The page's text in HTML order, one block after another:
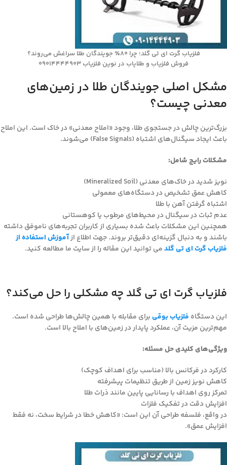
فلزیاب گرت ای تی گلد؛ چرا ۸۰٪ جویندگان طلا سراغش می‌روند؟
فروش فلزیاب و طلایاب در نوین فلزیاب 09014444903
مشکل اصلی جویندگان طلا در زمین‌های
معدنی چیست؟
بزرگ‌ترین چالش در جستجوی طلا، وجود «املاح معدنی» در خاک است. این املاح
باعث ایجاد سیگنال‌های اشتباه (False Signals) می‌شوند.
مشکلات رایج شامل:
نویز شدید در خاک‌های معدنی (Mineralized Soil)
کاهش عمق تشخیص در دستگاه‌های معمولی
اشتباه گرفتن آهن با طلا
عدم ثبات در سیگنال در محیط‌های مرطوب یا کوهستانی
همچنین این مشکلات باعث شده بسیاری از کاربران تجربه‌های ناموفق داشته
باشند و به دنبال گزینه‌ای دقیق‌تر بروند. جهت اطلاع ازآموزش استفاده از
فلزیاب گرت ای تی گلدمی توانید این مقاله را از سایت ما مطالعه کنید.
فلزیاب گرت ای تی گلد چه مشکلی را حل می‌کند؟
این دستگاه فلزیاب بوقیبرای مقابله با همین چالش‌ها طراحی شده است.
مهم‌ترین مزیت آن، عملکرد پایدار در زمین‌های با املاح بالا است.
ویژگی‌های کلیدی حل مسئله:
کارکرد در فرکانس بالا (مناسب برای اهداف کوچک)
کاهش نویز زمین از طریق تنظیمات پیشرفته
تمرکز روی اهداف با رسانایی پایین مانند ذرات طلا
افزایش دقت در تفکیک فلزات
در واقع، فلسفه طراحی آن این است: «کاهش خطا در شرایط سخت، نه فقط
افزایش عمق».